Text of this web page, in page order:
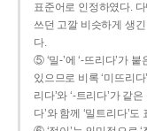
표준어로 인정하였다.
쓰던 고깔 비슷하게 생
다.
⑤ ‘밀-’에 ‘-뜨리다’가 붙
있으므로 비록 ‘미뜨리
리다’와 ‘-트리다’가 같
다’와 함께 ‘밀트리다’